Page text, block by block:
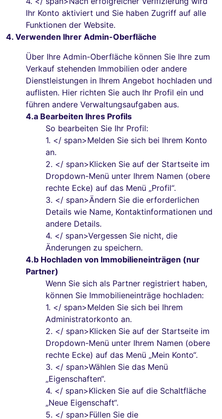
Ihr Konto aktiviert und Sie haben Zugriff auf alle
Funktionen der Website.
4. Verwenden Ihrer Admin-Oberfläche
Über Ihre Admin-Oberfläche können Sie Ihre zum
Verkauf stehenden Immobilien oder andere
Dienstleistungen in Ihrem Angebot hochladen und
auflisten. Hier richten Sie auch Ihr Profil ein und
führen andere Verwaltungsaufgaben aus.
4.a Bearbeiten Ihres Profils
So bearbeiten Sie Ihr Profil:
1. </ span>Melden Sie sich bei Ihrem Konto
an.
2. </ span>Klicken Sie auf der Startseite im
Dropdown-Menü unter Ihrem Namen (obere
rechte Ecke) auf das Menü „Profil“.
3. </ span>Ändern Sie die erforderlichen
Details wie Name, Kontaktinformationen und
andere Details.
4. </ span>Vergessen Sie nicht, die
Änderungen zu speichern.
4.b Hochladen von Immobilieneinträgen (nur
Partner)
Wenn Sie sich als Partner registriert haben,
können Sie Immobilieneinträge hochladen:
1. </ span>Melden Sie sich bei Ihrem
Administratorkonto an.
2. </ span>Klicken Sie auf der Startseite im
Dropdown-Menü unter Ihrem Namen (obere
rechte Ecke) auf das Menü „Mein Konto“.
3. </ span>Wählen Sie das Menü
„Eigenschaften“.
4. </ span>Klicken Sie auf die Schaltfläche
„Neue Eigenschaft“.
5. </ span>Füllen Sie die